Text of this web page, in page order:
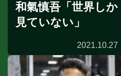
和氣慎吾「世界しか
見ていない」
2021.10.27